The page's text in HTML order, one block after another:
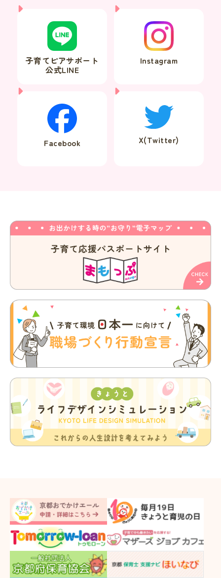
子育てピアサポート
公式LINE
Instagram
Facebook X(Twitter)